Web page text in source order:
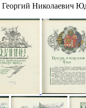
Николаевич